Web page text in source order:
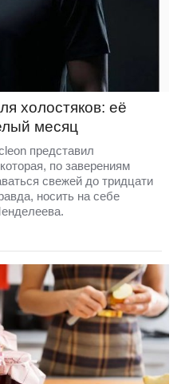
холостяков: её
месяц
представил
по заверениям
свежей до тридцати
носить на себе